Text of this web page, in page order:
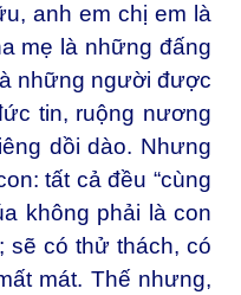
anh em chị em là
mẹ là những đấng
những người được
tin, ruộng nương
dồi dào. Nhưng
tất cả đều “cùng
không phải là con
sẽ có thử thách, có
mát. Thế nhưng,